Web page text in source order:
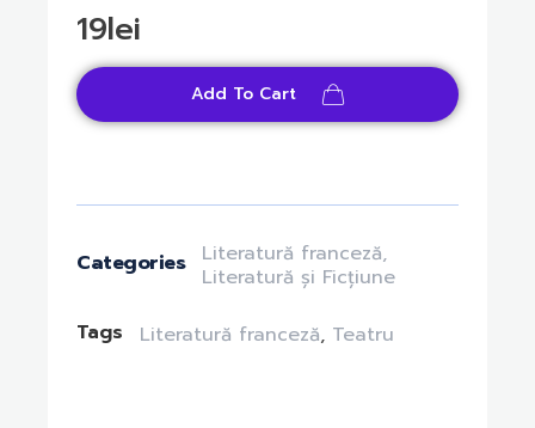
19lei
Add To Cart
Categories Literatură franceză,
Literatură și Ficțiune
Tags
Literatură franceză, Teatru